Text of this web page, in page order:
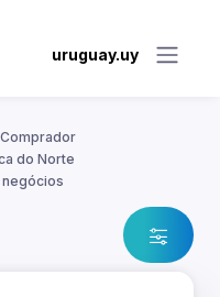
uruguay.uy
Comprador
do Norte